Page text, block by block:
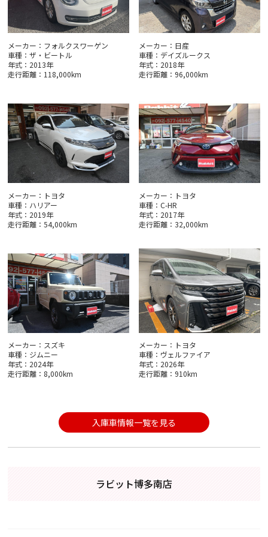
メーカー：フォルクスワーゲン
車種：ザ・ビートル
年式：2013年
走行距離：118,000km
メーカー：日産
車種：デイズルークス
年式：2018年
走行距離：96,000km
メーカー：トヨタ
車種：ハリアー
年式：2019年
走行距離：54,000km
メーカー：トヨタ
車種：C-HR
年式：2017年
走行距離：32,000km
メーカー：スズキ
車種：ジムニー
年式：2024年
走行距離：8,000km
メーカー：トヨタ
車種：ヴェルファイア
年式：2026年
走行距離：910km
入庫車情報一覧を見る
ラビット博多南店